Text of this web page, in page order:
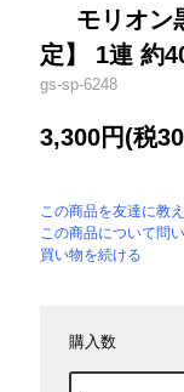
モリオン
定】 1連 約
gs-sp-6248
3,300円(税
この商品を友達に教
この商品について問
買い物を続ける
購入数